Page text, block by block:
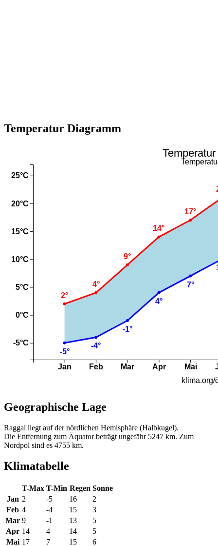
Temperatur Diagramm
Geographische Lage
Raggal liegt auf der nördlichen Hemisphäre (Halbkugel).
Die Entfernung zum Äquator beträgt ungefähr 5247 km. Zum
Nordpol sind es 4755 km.
Klimatabelle
T-Max T-Min Regen Sonne
Jan 2 -5 16
2
Feb 4 -4 15
3
Mar 9 -1 13
5
Apr 14 4 14
5
Mai 17 7 15 6